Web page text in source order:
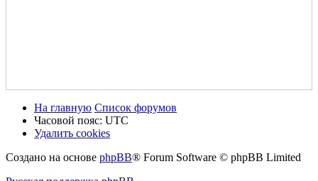
На главную Список форумов
Часовой пояс: UTC
Удалить cookies
Создано на основе phpBB® Forum Software © phpBB Limited